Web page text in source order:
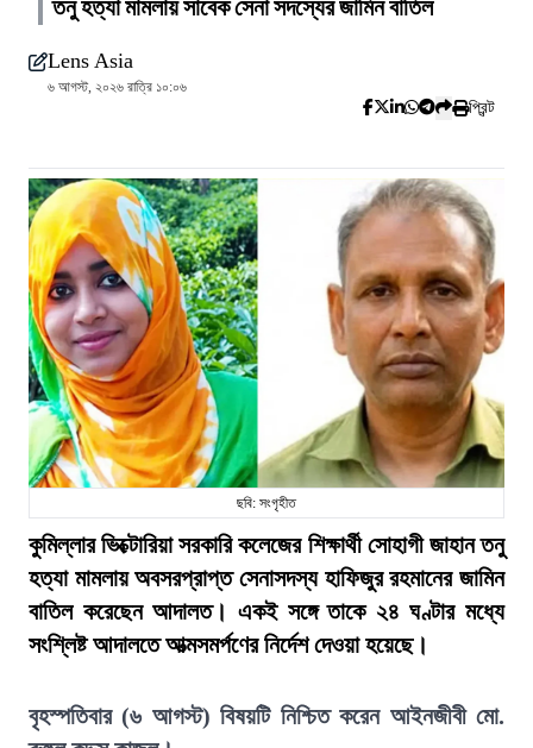
তনু হত্যা মামলায় সাবেক সেনা সদস্যের জামিন বাতিল
Lens Asia
৬ আগস্ট, ২০২৬ রাত্রি ১০:০৬
প্রিন্ট
ছবি: সংগৃহীত
কুমিল্লার ভিক্টোরিয়া সরকারি কলেজের শিক্ষার্থী সোহাগী জাহান তনু
হত্যা মামলায় অবসরপ্রাপ্ত সেনাসদস্য হাফিজুর রহমানের জামিন
বাতিল করেছেন আদালত। একই সঙ্গে তাকে ২৪ ঘণ্টার মধ্যে
সংশ্লিষ্ট আদালতে আত্মসমর্পণের নির্দেশ দেওয়া হয়েছে।
বৃহস্পতিবার (৬ আগস্ট) বিষয়টি নিশ্চিত করেন আইনজীবী মো.